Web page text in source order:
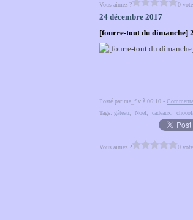
Vous aimez ? 0 vote
24 décembre 2017
[fourre-tout du dimanche]
Posté par ma_flv à 06:10 -
Tags: gâteau Noël cadeaux
Vous aimez ? 0 vote